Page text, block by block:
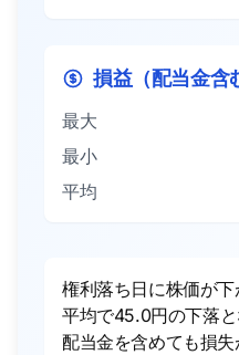
損益（配当金含
最大
最小
平均
権利落ち日に株価が下
平均で45.0円の下落と
配当金を含めても損